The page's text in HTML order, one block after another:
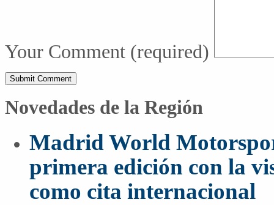
Your Comment (required)
Novedades de la Región
Madrid World
primera edición con la
como cita internacional